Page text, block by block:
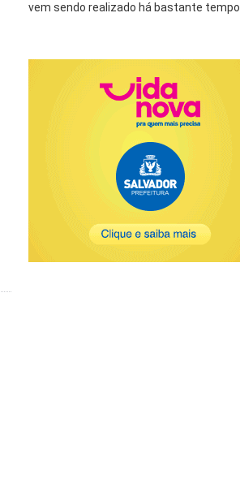
vem sendo realizado há bastante tempo